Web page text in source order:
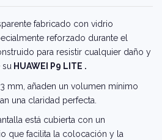
fabricado con vidrio
reforzado durante el
para resistir cualquier daño y
su HUAWEI P9 LITE .
mm, añaden un volumen mínimo
una claridad perfecta.
está cubierta con un
que facilita la colocación y la